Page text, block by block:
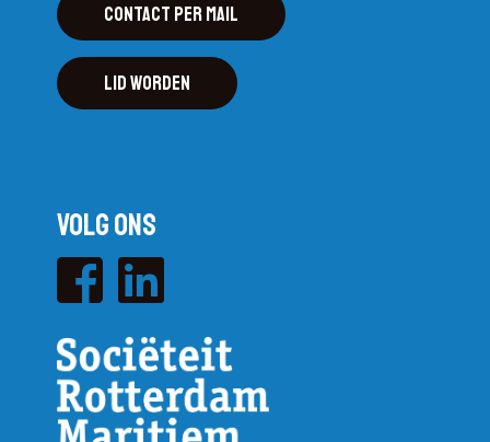
Contact per mail
Lid worden
Volg ons